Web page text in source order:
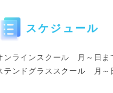
スケジュール
ンラインスクール 月～日ま
テンドグラススクール 月～